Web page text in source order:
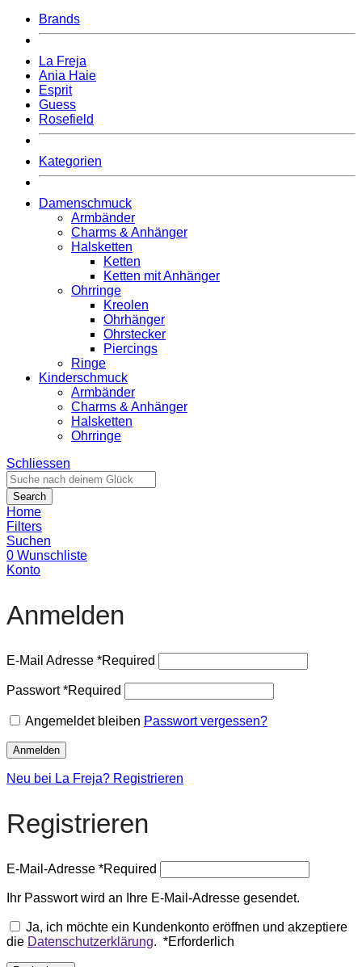
Brands
La Freja
Ania Haie
Esprit
Guess
Rosefield
Kategorien
Damenschmuck
Armbänder
Charms & Anhänger
Halsketten
Ketten
Ketten mit Anhänger
Ohrringe
Kreolen
Ohrhänger
Ohrstecker
Piercings
Ringe
Kinderschmuck
Armbänder
Charms & Anhänger
Halsketten
Ohrringe
Schliessen
Search
Home
Filters
Suchen
0 Wunschliste
Konto
Anmelden
E-Mail Adresse *Required
Passwort*Required
Angemeldet bleiben Passwort vergessen?
Anmelden
Neu bei La Freja? Registrieren
Registrieren
E-Mail-Adresse *Required
Ihr Passwort wird an Ihre E-Mail-Adresse gesendet.
Ja, ich möchte ein Kundenkonto eröffnen und akzeptiere
die Datenschutzerklärung. *Erforderlich